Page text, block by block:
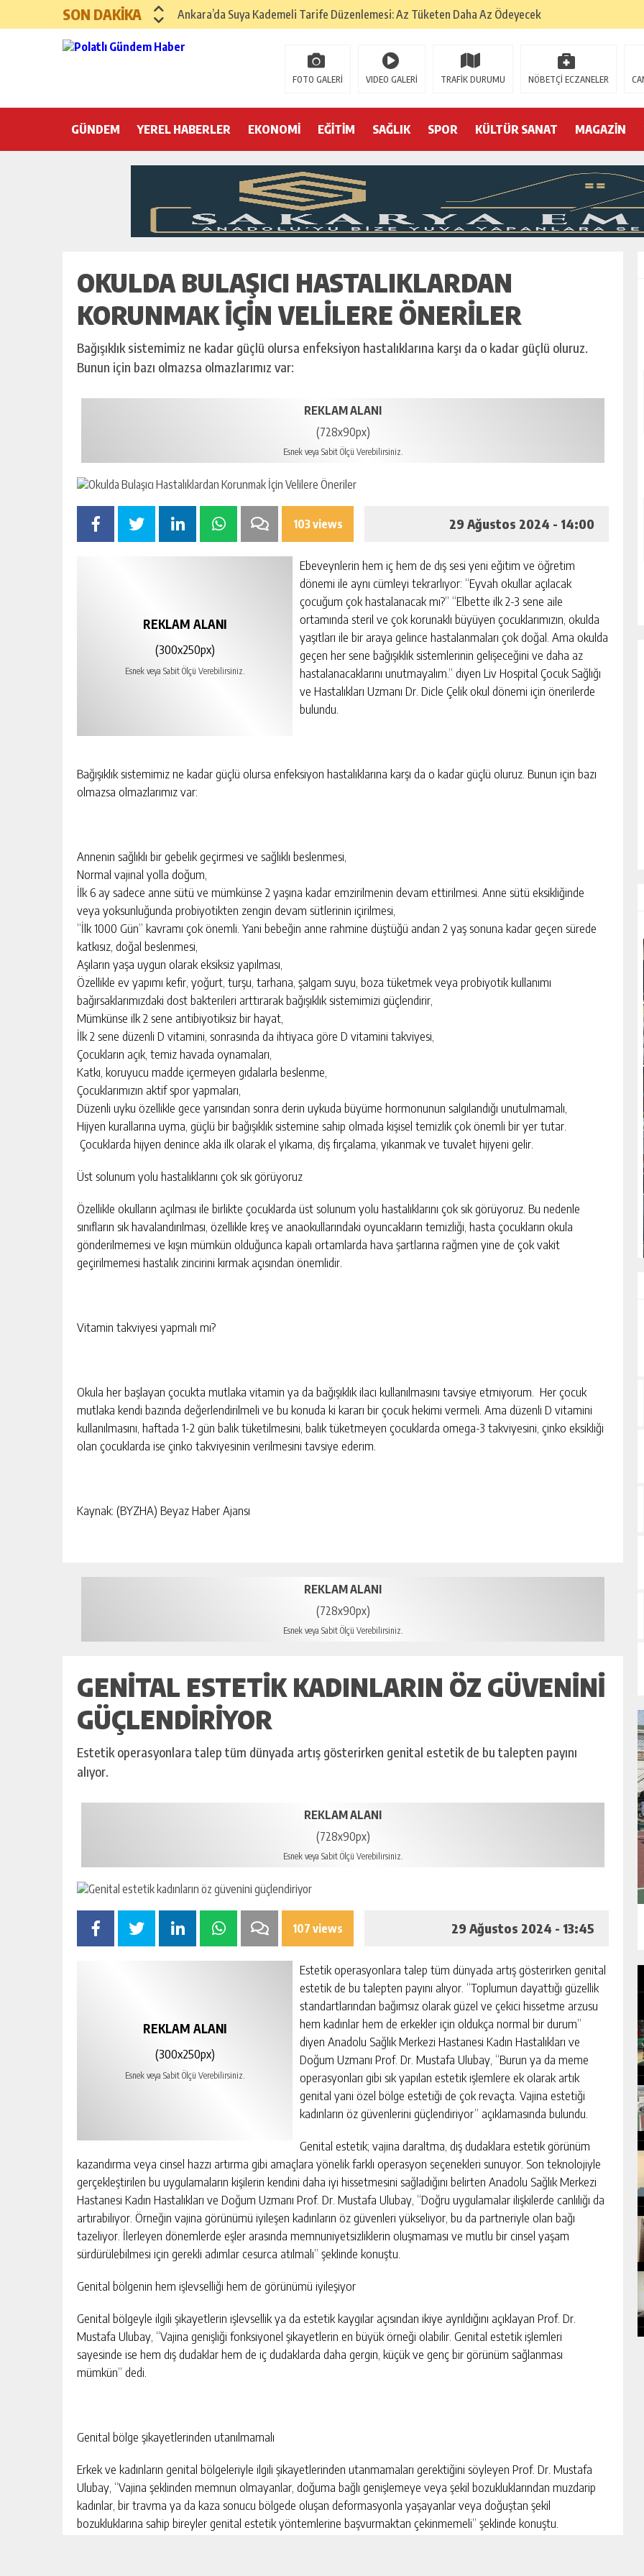
SON DAKİKA
Ankara’da Suya Kademeli Tarife Düzenlemesi: Az Tüketen Daha Az Ödeyecek
Yılın Gastronomi İlçesi Haymana
Polatlı Sakarya Köyü’nde Kırım Tatarlarının Tepreş Coşkusu
Hayri Kozanoğlu… Erdoğan’ın 3 devri
Saray makyaj tutmaz
Seçmeli demokrasi: Kimine şeker, kimine zehir
FOTO GALERİ VIDEO GALERİ TRAFİK DURUMU NÖBETÇİ ECZANELER
GÜNDEM YEREL HABERLER EKONOMİ EĞİTİM SAĞLIK SPOR KÜLTÜR SANAT MAGAZİN
OKULDA BULAŞICI HASTALIKLARDAN
KORUNMAK İÇIN VELILERE ÖNERILER
Bağışıklık sistemimiz ne kadar güçlü olursa enfeksiyon hastalıklarına karşı da o kadar güçlü oluruz.
Bunun için bazı olmazsa olmazlarımız var:
REKLAM ALANI
(728x90px)
Esnek veya Sabit Ölçü Verebilirsiniz.
103 views 29 Ağustos 2024 - 14:00
REKLAM ALANI
(300x250px)
Esnek veya Sabit Ölçü Verebilirsiniz.
Ebeveynlerin hem iç hem de dış sesi yeni eğitim ve öğretim
dönemi ile aynı cümleyi tekrarlıyor: “Eyvah okullar açılacak
çocuğum çok hastalanacak mı?” “Elbette ilk 2-3 sene aile
ortamında steril ve çok korunaklı büyüyen çocuklarımızın, okulda
yaşıtları ile bir araya gelince hastalanmaları çok doğal. Ama okulda
geçen her sene bağışıklık sistemlerinin gelişeceğini ve daha az
hastalanacaklarını unutmayalım.” diyen Liv Hospital Çocuk Sağlığı
ve Hastalıkları Uzmanı Dr. Dicle Çelik okul dönemi için önerilerde
bulundu.
Bağışıklık sistemimiz ne kadar güçlü olursa enfeksiyon hastalıklarına karşı da o kadar güçlü oluruz. Bunun için bazı
olmazsa olmazlarımız var:
Annenin sağlıklı bir gebelik geçirmesi ve sağlıklı beslenmesi,
Normal vajinal yolla doğum,
İlk 6 ay sadece anne sütü ve mümkünse 2 yaşına kadar emzirilmenin devam ettirilmesi. Anne sütü eksikliğinde
veya yoksunluğunda probiyotikten zengin devam sütlerinin içirilmesi,
“İlk 1000 Gün” kavramı çok önemli. Yani bebeğin anne rahmine düştüğü andan 2 yaş sonuna kadar geçen sürede
katkısız, doğal beslenmesi,
Aşıların yaşa uygun olarak eksiksiz yapılması,
Özellikle ev yapımı kefir, yoğurt, turşu, tarhana, şalgam suyu, boza tüketmek veya probiyotik kullanımı
bağırsaklarımızdaki dost bakterileri arttırarak bağışıklık sistemimizi güçlendirir,
Mümkünse ilk 2 sene antibiyotiksiz bir hayat,
İlk 2 sene düzenli D vitamini, sonrasında da ihtiyaca göre D vitamini takviyesi,
Çocukların açık, temiz havada oynamaları,
Katkı, koruyucu madde içermeyen gıdalarla beslenme,
Çocuklarımızın aktif spor yapmaları,
Düzenli uyku özellikle gece yarısından sonra derin uykuda büyüme hormonunun salgılandığı unutulmamalı,
Hijyen kurallarına uyma, güçlü bir bağışıklık sistemine sahip olmada kişisel temizlik çok önemli bir yer tutar.
Çocuklarda hijyen denince akla ilk olarak el yıkama, diş fırçalama, yıkanmak ve tuvalet hijyeni gelir.
Üst solunum yolu hastalıklarını çok sık görüyoruz
Özellikle okulların açılması ile birlikte çocuklarda üst solunum yolu hastalıklarını çok sık görüyoruz. Bu nedenle
sınıfların sık havalandırılması, özellikle kreş ve anaokullarındaki oyuncakların temizliği, hasta çocukların okula
gönderilmemesi ve kışın mümkün olduğunca kapalı ortamlarda hava şartlarına rağmen yine de çok vakit
geçirilmemesi hastalık zincirini kırmak açısından önemlidir.
Vitamin takviyesi yapmalı mı?
Okula her başlayan çocukta mutlaka vitamin ya da bağışıklık ilacı kullanılmasını tavsiye etmiyorum. Her çocuk
mutlaka kendi bazında değerlendirilmeli ve bu konuda ki kararı bir çocuk hekimi vermeli. Ama düzenli D vitamini
kullanılmasını, haftada 1-2 gün balık tüketilmesini, balık tüketmeyen çocuklarda omega-3 takviyesini, çinko eksikliği
olan çocuklarda ise çinko takviyesinin verilmesini tavsiye ederim.
Kaynak: (BYZHA) Beyaz Haber Ajansı
REKLAM ALANI
(728x90px)
Esnek veya Sabit Ölçü Verebilirsiniz.
GENITAL ESTETIK KADINLARIN ÖZ GÜVENINI
GÜÇLENDIRIYOR
Estetik operasyonlara talep tüm dünyada artış gösterirken genital estetik de bu talepten payını
alıyor.
REKLAM ALANI
(728x90px)
Esnek veya Sabit Ölçü Verebilirsiniz.
107 views 29 Ağustos 2024 - 13:45
REKLAM ALANI
(300x250px)
Esnek veya Sabit Ölçü Verebilirsiniz.
Estetik operasyonlara talep tüm dünyada artış gösterirken genital
estetik de bu talepten payını alıyor. “Toplumun dayattığı güzellik
standartlarından bağımsız olarak güzel ve çekici hissetme arzusu
hem kadınlar hem de erkekler için oldukça normal bir durum”
diyen Anadolu Sağlık Merkezi Hastanesi Kadın Hastalıkları ve
Doğum Uzmanı Prof. Dr. Mustafa Ulubay, “Burun ya da meme
operasyonları gibi sık yapılan estetik işlemlere ek olarak artık
genital yani özel bölge estetiği de çok revaçta. Vajina estetiği
kadınların öz güvenlerini güçlendiriyor” açıklamasında bulundu.
Genital estetik; vajina daraltma, dış dudaklara estetik görünüm
kazandırma veya cinsel hazzı artırma gibi amaçlara yönelik farklı operasyon seçenekleri sunuyor. Son teknolojiyle
gerçekleştirilen bu uygulamaların kişilerin kendini daha iyi hissetmesini sağladığını belirten Anadolu Sağlık Merkezi
Hastanesi Kadın Hastalıkları ve Doğum Uzmanı Prof. Dr. Mustafa Ulubay, “Doğru uygulamalar ilişkilerde canlılığı da
artırabiliyor. Örneğin vajina görünümü iyileşen kadınların öz güvenleri yükseliyor, bu da partneriyle olan bağı
tazeliyor. İlerleyen dönemlerde eşler arasında memnuniyetsizliklerin oluşmaması ve mutlu bir cinsel yaşam
sürdürülebilmesi için gerekli adımlar cesurca atılmalı” şeklinde konuştu.
Genital bölgenin hem işlevselliği hem de görünümü iyileşiyor
Genital bölgeyle ilgili şikayetlerin işlevsellik ya da estetik kaygılar açısından ikiye ayrıldığını açıklayan Prof. Dr.
Mustafa Ulubay, “Vajina genişliği fonksiyonel şikayetlerin en büyük örneği olabilir. Genital estetik işlemleri
sayesinde ise hem dış dudaklar hem de iç dudaklarda daha gergin, küçük ve genç bir görünüm sağlanması
mümkün” dedi.
Genital bölge şikayetlerinden utanılmamalı
Erkek ve kadınların genital bölgeleriyle ilgili şikayetlerinden utanmamaları gerektiğini söyleyen Prof. Dr. Mustafa
Ulubay, “Vajina şeklinden memnun olmayanlar, doğuma bağlı genişlemeye veya şekil bozukluklarından muzdarip
kadınlar, bir travma ya da kaza sonucu bölgede oluşan deformasyonla yaşayanlar veya doğuştan şekil
bozukluklarına sahip bireyler genital estetik yöntemlerine başvurmaktan çekinmemeli” şeklinde konuştu.